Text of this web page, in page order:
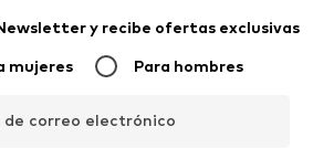
y recibe ofertas exclusivas
mujeres Para hombres
de correo electrónico